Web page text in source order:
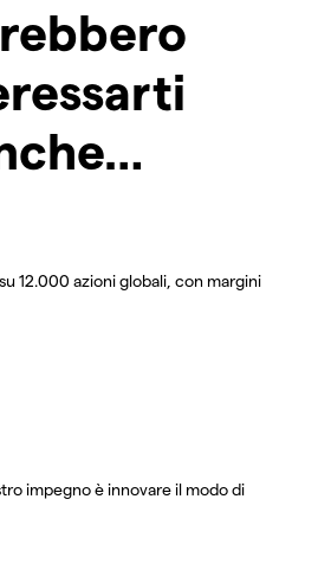
12.000 azioni globali, con margini
impegno è innovare il modo di